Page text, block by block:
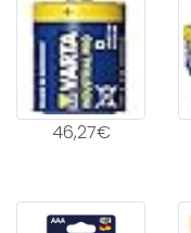
46,27€